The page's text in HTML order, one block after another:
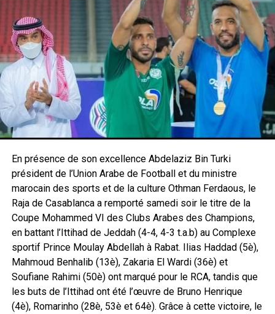
En présence de son excellence Abdelaziz Bin Turki
président de l’Union Arabe de Football et du ministre
marocain des sports et de la culture Othman Ferdaous, le
Raja de Casablanca a remporté samedi soir le titre de la
Coupe Mohammed VI des Clubs Arabes des Champions,
en battant l’Ittihad de Jeddah (4-4, 4-3 t.a.b) au Complexe
sportif Prince Moulay Abdellah à Rabat. Ilias Haddad (5è),
Mahmoud Benhalib (13è), Zakaria El Wardi (36è) et
Soufiane Rahimi (50è) ont marqué pour le RCA, tandis que
les buts de l’Ittihad ont été l’œuvre de Bruno Henrique
(4è), Romarinho (28è, 53è et 64è). Grâce à cette victoire, le